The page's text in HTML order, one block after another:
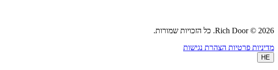
2026 © Rich Door. כל הזכויות שמורות.
מדיניות פרטיות הצהרת נגישות
HE